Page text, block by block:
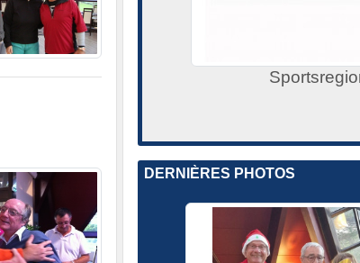
DERNIÈRES PHOTOS